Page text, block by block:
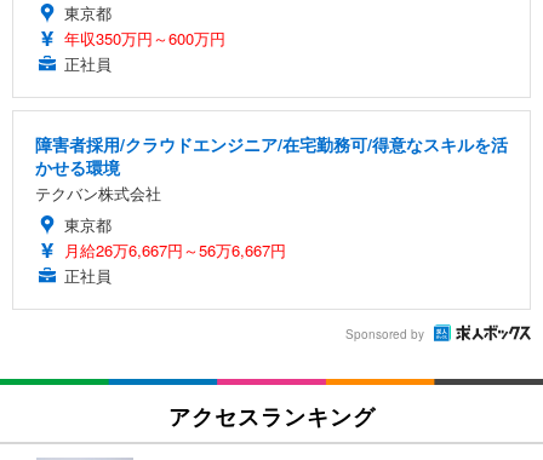
東京都
年収350万円～600万円
正社員
障害者採用/クラウドエンジニア/在宅勤務可/得意なスキルを活
かせる環境
テクバン株式会社
東京都
月給26万6,667円～56万6,667円
正社員
Sponsored by
アクセスランキング